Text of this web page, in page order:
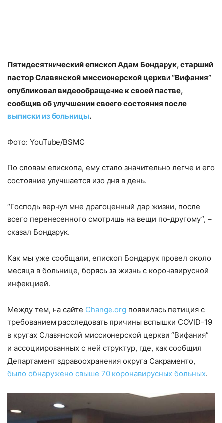
Пятидесятнический епископ Адам Бондарук, старший
пастор Славянской миссионерской церкви “Вифания”
опубликовал видеообращение к своей пастве,
сообщив об улучшении своего состояния после
выписки из больницы.
Фото: YouTube/BSMC
По словам епископа, ему стало значительно легче и его
состояние улучшается изо дня в день.
“Господь вернул мне драгоценный дар жизни, после
всего перенесенного смотришь на вещи по-другому”, –
сказал Бондарук.
Как мы уже сообщали, епископ Бондарук провел около
месяца в больнице, борясь за жизнь с коронавирусной
инфекцией.
Между тем, на сайте Change.org появилась петиция с
требованием расследовать причины вспышки COVID-19
в кругах Славянской миссионерской церкви “Вифания”
и ассоциированных с ней структур, где, как сообщил
Департамент здравоохранения округа Сакраменто,
было обнаружено свыше 70 коронавирусных больных.